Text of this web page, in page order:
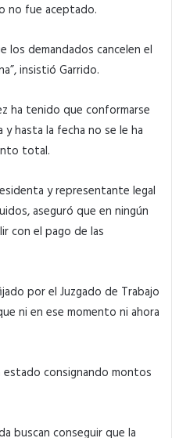
no fue aceptado.
los demandados cancelen el
insistió Garrido.
ha tenido que conformarse
hasta la fecha no se le ha
total.
y representante legal
aseguró que en ningún
con el pago de las
por el Juzgado de Trabajo
ni en ese momento ni ahora
estado consignando montos
buscan conseguir que la